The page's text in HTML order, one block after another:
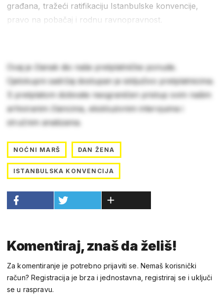
građana, tražeći ratifikaciju Istanbulske konvencije,
pravo na pobačaj i rodnu ravnopravnost.
Ovaj je članak dio naše pretplatničke ponude.
Cjelokupni sadržaj dostupan je isključivo pretplatnicima.
S pretplatom dobivate neograničen pristup svim našim
arhiviranim člancima, ekskluzivnim intervjuima i
stručnim analizama.
NOĆNI MARŠ DAN ŽENA
ISTANBULSKA KONVENCIJA
Komentiraj, znaš da želiš!
Za komentiranje je potrebno prijaviti se. Nemaš korisnički
račun? Registracija je brza i jednostavna, registriraj se i uključi
se u raspravu.